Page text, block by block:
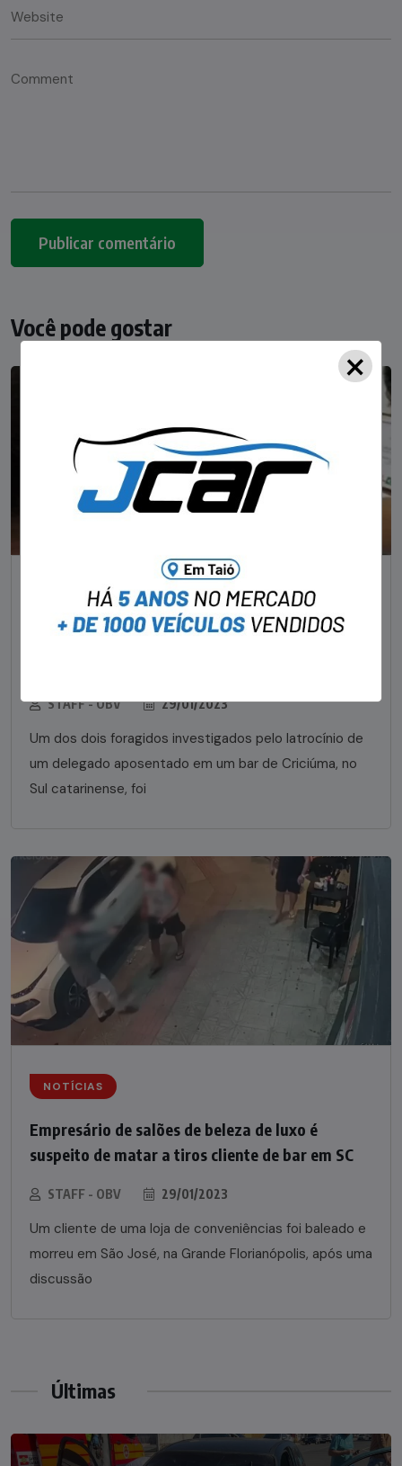
Você pode gostar
NOTÍCIAS
Foragido pela morte de delegado aposentado
STAFF - OBV 29/01/2023
Um dos dois foragidos investigados pelo latrocínio de
um delegado aposentado em um bar de Criciúma, no
Sul catarinense, foi
NOTÍCIAS
Empresário de salões de beleza de luxo é
suspeito de matar a tiros cliente de bar em SC
STAFF - OBV 29/01/2023
Um cliente de uma loja de conveniências foi baleado e
morreu em São José, na Grande Florianópolis, após uma
discussão
Últimas
×